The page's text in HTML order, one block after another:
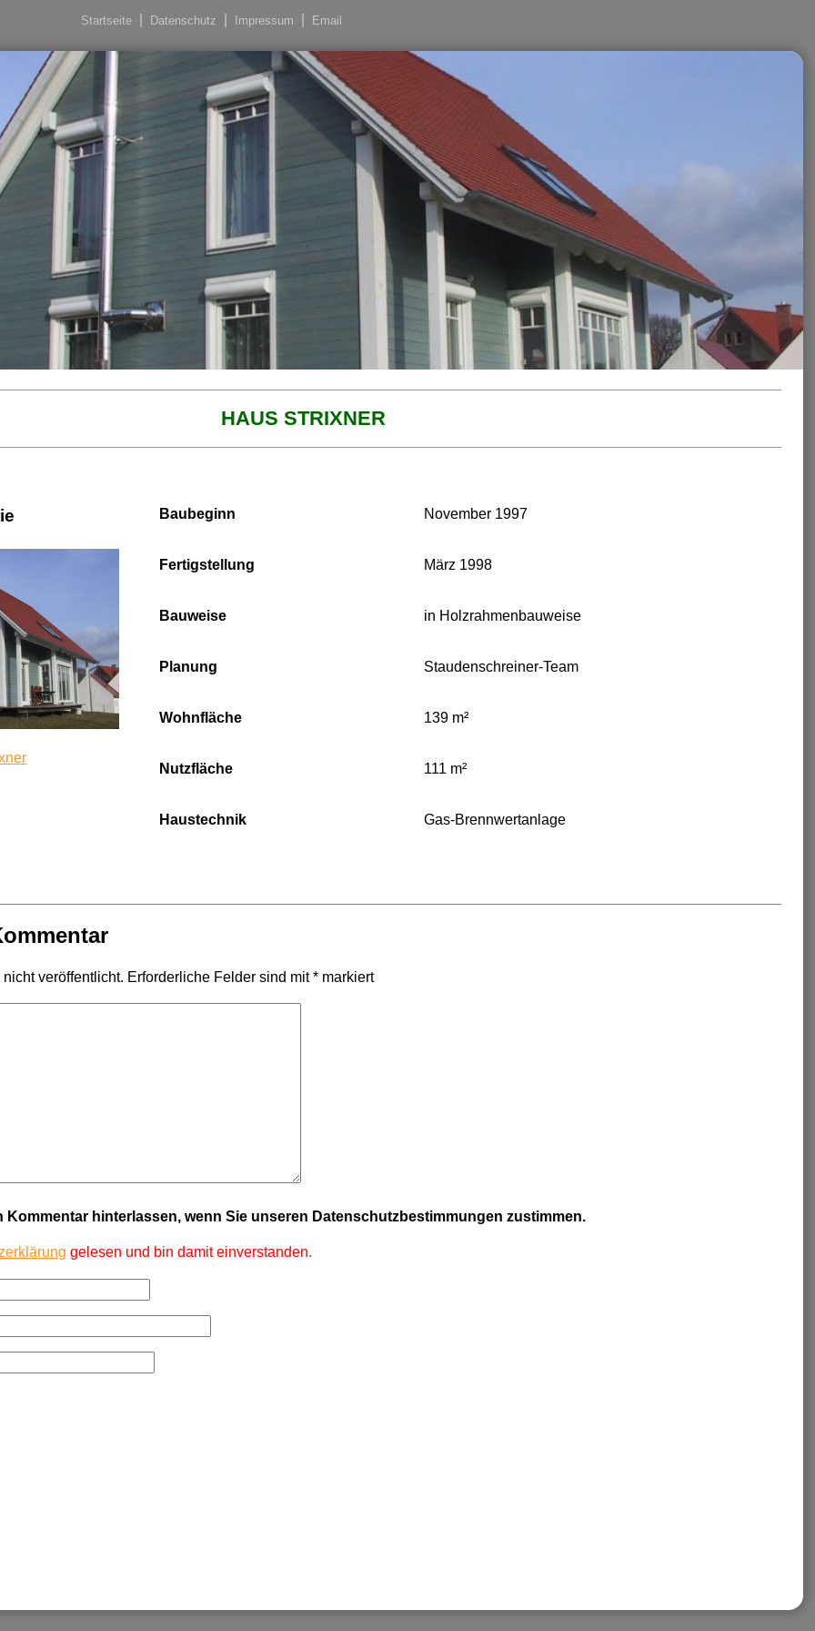
Startseite Datenschutz Impressum Email
HAUS STRIXNER
Baubeginn November 1997
Fertigstellung März 1998
Bauweise in Holzrahmenbauweise
Planung Staudenschreiner-Team
Wohnfläche 139 m²
Nutzfläche 111 m²
Haustechnik Gas-Brennwertanlage
veröffentlicht. Erforderliche Felder sind mit*markiert
Kommentar hinterlassen, wenn Sie unseren Datenschutzbestimmungen zustimmen.
gelesen und bin damit einverstanden.